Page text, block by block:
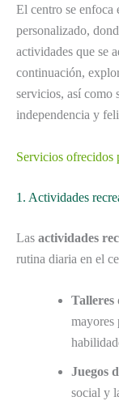
El centro se
personalizado,
actividades que se
continuación,
servicios, así como
independencia y
Servicios
1. Actividades
Las actividades
rutina diaria en el
Talleres
mayores
Juegos
social y